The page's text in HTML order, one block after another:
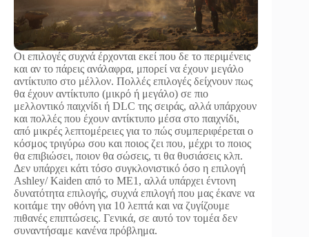
Οι επιλογές συχνά έρχονται εκεί που δε το περιμένεις
και αν το πάρεις ανάλαφρα, μπορεί να έχουν μεγάλο
αντίκτυπο στο μέλλον. Πολλές επιλογές δείχνουν πως
θα έχουν αντίκτυπο (μικρό ή μεγάλο) σε πιο
μελλοντικό παιχνίδι ή DLC της σειράς, αλλά υπάρχουν
και πολλές που έχουν αντίκτυπο μέσα στο παιχνίδι,
από μικρές λεπτομέρειες για το πώς συμπεριφέρεται ο
κόσμος τριγύρω σου και ποιος ζει που, μέχρι το ποιος
θα επιβιώσει, ποιον θα σώσεις, τι θα θυσιάσεις κλπ.
Δεν υπάρχει κάτι τόσο συγκλονιστικό όσο η επιλογή
Ashley/ Kaiden από το ME1, αλλά υπάρχει έντονη
δυνατότητα επιλογής, συχνά επιλογή που μας έκανε να
κοιτάμε την οθόνη για 10 λεπτά και να ζυγίζουμε
πιθανές επιπτώσεις. Γενικά, σε αυτό τον τομέα δεν
συναντήσαμε κανένα πρόβλημα.